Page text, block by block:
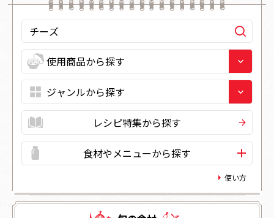
レシピ特集から探す
食材やメニューから探す
使い方